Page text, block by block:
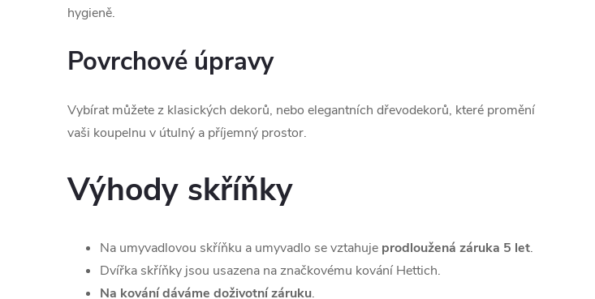
hygieně.
Povrchové úpravy
Vybírat můžete z klasických dekorů, nebo elegantních dřevodekorů, které promění
vaši koupelnu v útulný a příjemný prostor.
Výhody skříňky
Na umyvadlovou skříňku a umyvadlo se vztahuje prodloužená záruka 5 let.
Dvířka skříňky jsou usazena na značkovému kování Hettich.
Na kování dáváme doživotní záruku.